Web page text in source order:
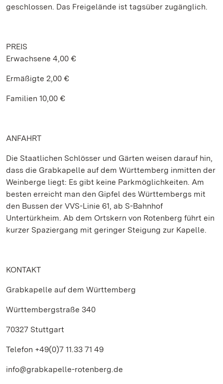
geschlossen. Das Freigelände ist tagsüber zugänglich.
PREIS
Erwachsene 4,00 €
Ermäßigte 2,00 €
Familien 10,00 €
ANFAHRT
Die Staatlichen Schlösser und Gärten weisen darauf hin,
dass die Grabkapelle auf dem Württemberg inmitten der
Weinberge liegt: Es gibt keine Parkmöglichkeiten. Am
besten erreicht man den Gipfel des Württembergs mit
den Bussen der VVS-Linie 61, ab S-Bahnhof
Untertürkheim. Ab dem Ortskern von Rotenberg führt ein
kurzer Spaziergang mit geringer Steigung zur Kapelle.
KONTAKT
Grabkapelle auf dem Württemberg
Württembergstraße 340
70327 Stuttgart
Telefon +49(0)7 11.33 71 49
info@grabkapelle-rotenberg.de